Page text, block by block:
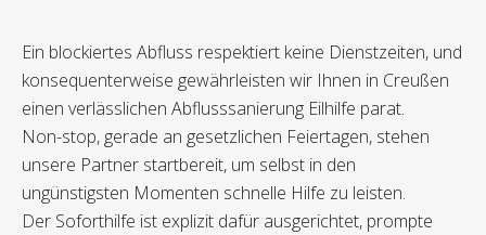
Ein blockiertes Abfluss respektiert keine Dienstzeiten, und
konsequenterweise gewährleisten wir Ihnen in Creußen
einen verlässlichen Abflusssanierung Eilhilfe parat.
Non-stop, gerade an gesetzlichen Feiertagen, stehen
unsere Partner startbereit, um selbst in den
ungünstigsten Momenten schnelle Hilfe zu leisten.
Der Soforthilfe ist explizit dafür ausgerichtet, prompte